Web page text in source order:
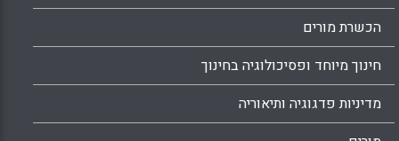
הכשרת מורים
חינוך מיוחד ופסיכולוגיה בחינוך
מדיניות פדגוגיה ותיאוריה